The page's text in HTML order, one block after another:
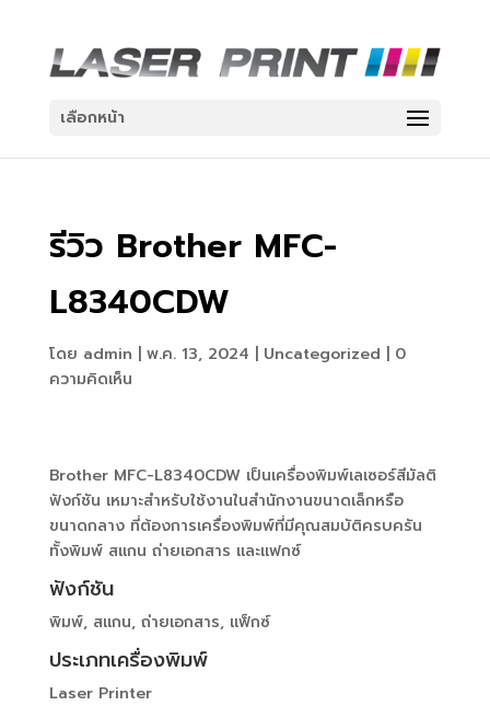
เลือกหน้า
รีวิว Brother MFC-
L8340CDW
โดย admin พ.ค. 13, 2024 Uncategorized
0
ความคิดเห็น
Brother MFC-L8340CDW เป็นเครื่องพิมพ์เลเซอร์สีมัลติ
ฟังก์ชัน เหมาะสำหรับใช้งานในสำนักงานขนาดเล็กหรือ
ขนาดกลาง ที่ต้องการเครื่องพิมพ์ที่มีคุณสมบัติครบครัน
ทั้งพิมพ์ สแกน ถ่ายเอกสาร และแฟกซ์
ฟังก์ชัน
พิมพ์, สแกน, ถ่ายเอกสาร, แฟ็กซ์
ประเภทเครื่องพิมพ์
Laser Printer